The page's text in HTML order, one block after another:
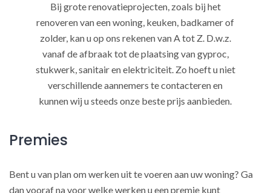
Bij grote renovatieprojecten, zoals bij het
renoveren van een woning, keuken, badkamer of
zolder, kan u op ons rekenen van A tot Z. D.w.z.
vanaf de afbraak tot de plaatsing van gyproc,
stukwerk, sanitair en elektriciteit. Zo hoeft u niet
verschillende aannemers te contacteren en
kunnen wij u steeds onze beste prijs aanbieden.
Premies
Bent u van plan om werken uit te voeren aan uw woning? Ga
dan vooraf na voor welke werken u een premie kunt